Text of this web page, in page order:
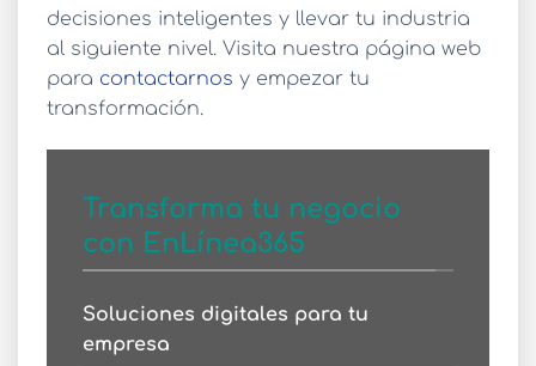
decisiones inteligentes y llevar tu industria
al siguiente nivel. Visita nuestra página web
para contactarnos y empezar tu
transformación.
Transforma tu negocio
con EnLínea365
Soluciones digitales para tu
empresa